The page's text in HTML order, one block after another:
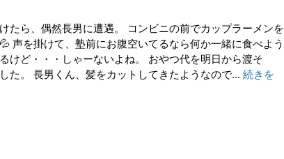
たら、偶然長男に遭遇。 コンビニの前でカップラーメンを
声を掛けて、塾前にお腹空いてるなら何か一緒に食べよう
けど・・・しゃーないよね。 おやつ代を明日から渡そ
た。 長男くん、髪をカットしてきたようなので... 続きを